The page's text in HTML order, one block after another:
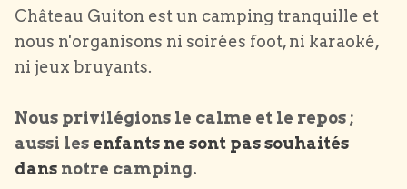
Château Guiton est un camping tranquille et
nous n'organisons ni soirées foot, ni karaoké,
ni jeux bruyants.
Nous privilégions le calme et le repos ;
aussi les enfants ne sont pas souhaités
dans notre camping.